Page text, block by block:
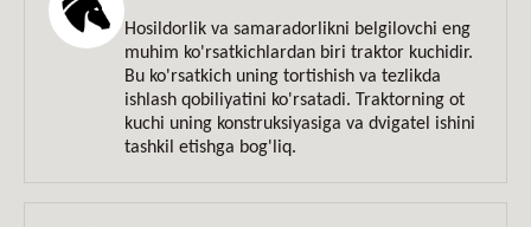
Hosildorlik va samaradorlikni belgilovchi eng
muhim ko'rsatkichlardan biri traktor kuchidir.
Bu ko'rsatkich uning tortishish va tezlikda
ishlash qobiliyatini ko'rsatadi. Traktorning ot
kuchi uning konstruksiyasiga va dvigatel ishini
tashkil etishga bog'liq.